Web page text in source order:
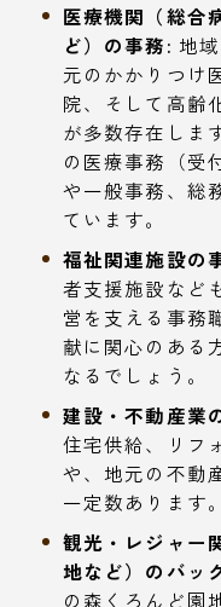
医療機関（総合
ど）の事務: 地
元のかかりつけ
院、そして高齢
が多数存在しま
の医療事務（受
や一般事務、総
ています。
福祉関連施設の
者支援施設など
営を支える事務
献に関心のある
なるでしょう。
建設・不動産業
住宅供給、リフ
や、地元の不動
一定数あります。
観光・レジャー
地など）のバッ
の森くろんど園